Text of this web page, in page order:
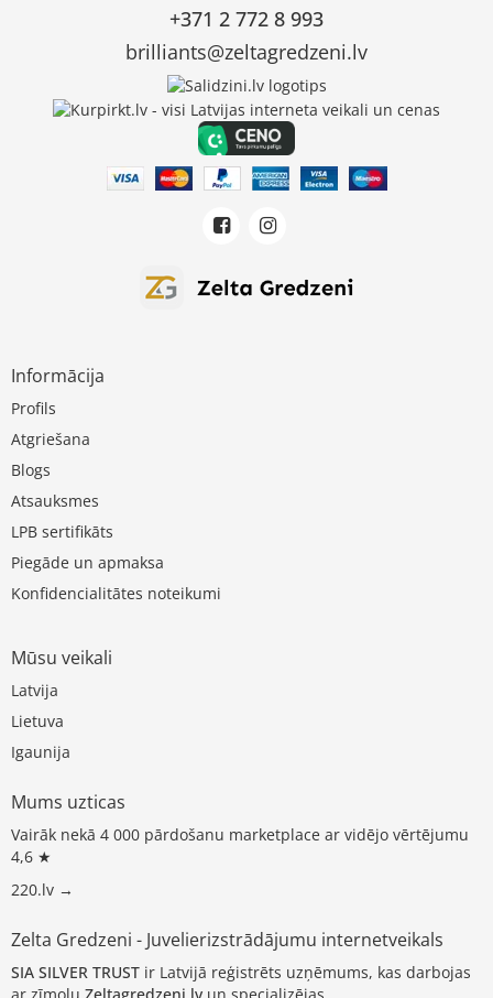
+371 2 772 8 993
brilliants@zeltagredzeni.lv
Informācija
Profils
Atgriešana
Blogs
Atsauksmes
LPB sertifikāts
Piegāde un apmaksa
Konfidencialitātes noteikumi
Mūsu veikali
Latvija
Lietuva
Igaunija
Mums uzticas
Vairāk nekā 4 000 pārdošanu marketplace ar vidējo vērtējumu
4,6 ★
220.lv →
Zelta Gredzeni - Juvelierizstrādājumu internetveikals
SIA SILVER TRUST ir Latvijā reģistrēts uzņēmums, kas darbojas